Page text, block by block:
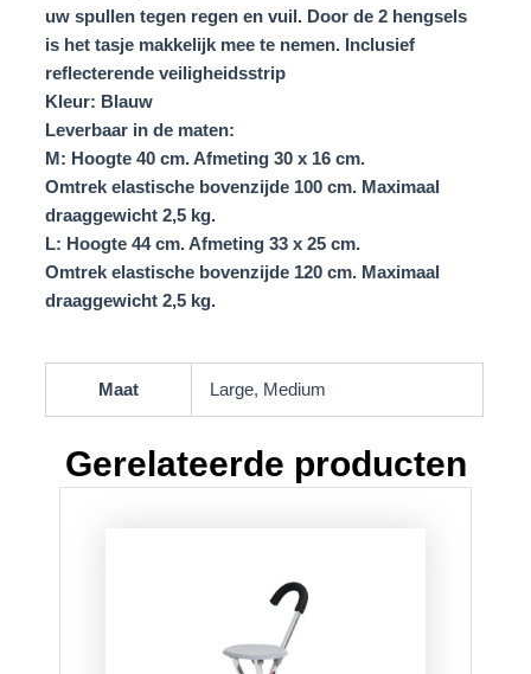
uw spullen tegen regen en vuil. Door de 2 hengsels
is het tasje makkelijk mee te nemen. Inclusief
reflecterende veiligheidsstrip
Kleur: Blauw
Leverbaar in de maten:
M: Hoogte 40 cm. Afmeting 30 x 16 cm.
Omtrek elastische bovenzijde 100 cm. Maximaal
draaggewicht 2,5 kg.
L: Hoogte 44 cm. Afmeting 33 x 25 cm.
Omtrek elastische bovenzijde 120 cm. Maximaal
draaggewicht 2,5 kg.
Maat Large, Medium
Gerelateerde producten